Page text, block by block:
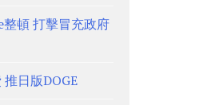
頓 打擊冒充政府
日版DOGE